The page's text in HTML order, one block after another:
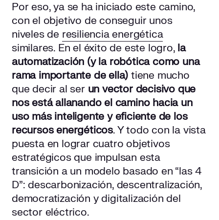
Por eso, ya se ha iniciado este camino,
con el objetivo de conseguir unos
niveles de resiliencia energética
similares. En el éxito de este logro, la
automatización (y la robótica como una
rama importante de ella)tiene mucho
que decir al ser un vector decisivo que
nos está allanando el camino hacia un
uso más inteligente y eficiente de los
recursos energéticos. Y todo con la vista
puesta en lograr cuatro objetivos
estratégicos que impulsan esta
transición a un modelo basado en “las 4
D”: descarbonización, descentralización,
democratización y digitalización del
sector eléctrico.